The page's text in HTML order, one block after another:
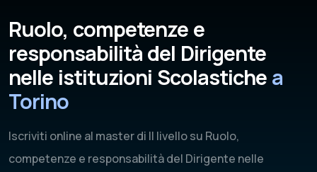
Ruolo, competenze e
responsabilità del Dirigente
nelle istituzioni Scolastiche a
Torino
Iscriviti online al master di II livello su Ruolo,
competenze e responsabilità del Dirigente nelle